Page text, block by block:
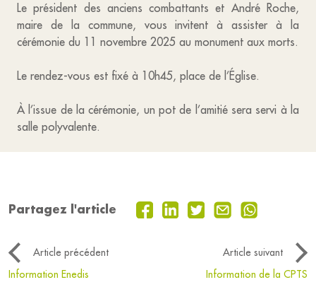
Le président des anciens combattants et André Roche,
maire de la commune, vous invitent à assister à la
cérémonie du 11 novembre 2025 au monument aux morts.
Le rendez-vous est fixé à 10h45, place de l’Église.
À l’issue de la cérémonie, un pot de l’amitié sera servi à la
salle polyvalente.
Partagez l'article
Article précédent
Article suivant
Information Enedis
Information de la CPTS